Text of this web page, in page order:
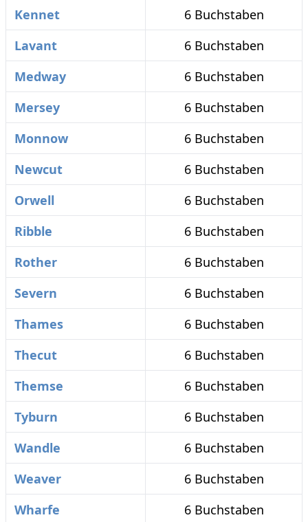
Kennet
6 Buchstaben
Lavant
6 Buchstaben
Medway
6 Buchstaben
Mersey
6 Buchstaben
Monnow
6 Buchstaben
Newcut
6 Buchstaben
Orwell
6 Buchstaben
Ribble
6 Buchstaben
Rother
6 Buchstaben
Severn
6 Buchstaben
Thames
6 Buchstaben
Thecut
6 Buchstaben
Themse
6 Buchstaben
Tyburn
6 Buchstaben
Wandle
6 Buchstaben
Weaver
6 Buchstaben
Wharfe
6 Buchstaben